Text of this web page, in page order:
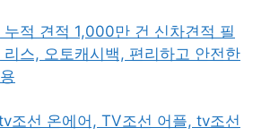
적 견적 1,000만 건 신차견적 필
스, 오토캐시백, 편리하고 안전한
조선 온에어, TV조선 어플, tv조선